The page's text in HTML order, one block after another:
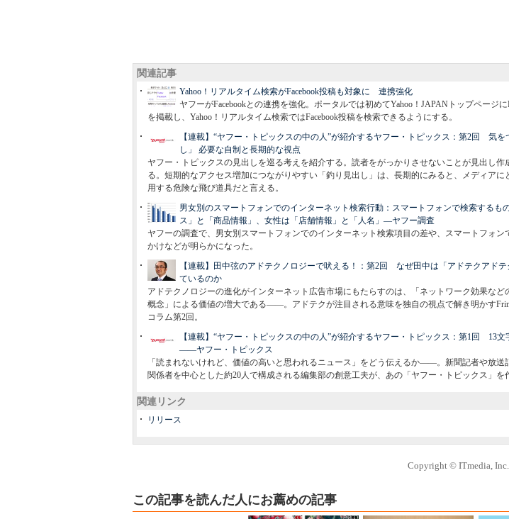
関連記事
Yahoo！リアルタイム検索がFacebook投稿も対象に 連携強化
ヤフーがFacebookとの連携を強化。ポータルでは初めてYahoo！JAPANトップページに
を掲載し、Yahoo！リアルタイム検索ではFacebook投稿を検索できるようにする。
【連載】“ヤフー・トピックスの中の人”が紹介するヤフー・トピックス：第2回 気を
し」 必要な自制と長期的な視点
ヤフー・トピックスの見出しを巡る考えを紹介する。読者をがっかりさせないことが見出し作
る。短期的なアクセス増加につながりやすい「釣り見出し」は、長期的にみると、メディアに
用する危険な飛び道具だと言える。
男女別のスマートフォンでのインターネット検索行動：スマートフォンで検索するも
ス」と「商品情報」、女性は「店舗情報」と「人名」―ヤフー調査
ヤフーの調査で、男女別スマートフォンでのインターネット検索項目の差や、スマートフォン
かけなどが明らかになった。
【連載】田中弦のアドテクノロジーで吠える！：第2回 なぜ田中は「アドテクアド
ているのか
アドテクノロジーの進化がインターネット広告市場にもたらすのは、「ネットワーク効果など
概念」による価値の増大である――。アドテクが注目される意味を独自の視点で解き明かす
コラム第2回。
【連載】“ヤフー・トピックスの中の人”が紹介するヤフー・トピックス：第1回 13文
――ヤフー・トピックス
「読まれないけれど、価値の高いと思われるニュース」をどう伝えるか――。新聞記者や放送
関係者を中心とした約20人で構成される編集部の創意工夫が、あの「ヤフー・トピックス」を
関連リンク
リリース
Copyright © ITmedia,
この記事を読んだ人にお薦めの記事